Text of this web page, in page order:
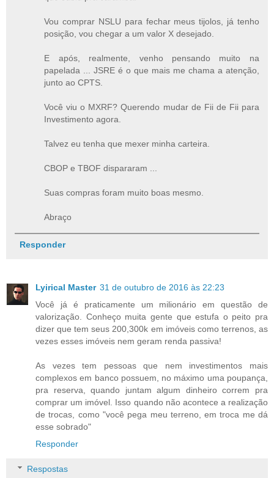
Vou comprar NSLU para fechar meus tijolos, já tenho
posição, vou chegar a um valor X desejado.
E após, realmente, venho pensando muito na
papelada ... JSRE é o que mais me chama a atenção,
junto ao CPTS.
Você viu o MXRF? Querendo mudar de Fii de Fii para
Investimento agora.
Talvez eu tenha que mexer minha carteira.
CBOP e TBOF dispararam ...
Suas compras foram muito boas mesmo.
Abraço
Responder
Lyirical Master 31 de outubro de 2016 às 22:23
Você já é praticamente um milionário em questão de
valorização. Conheço muita gente que estufa o peito pra
dizer que tem seus 200,300k em imóveis como terrenos, as
vezes esses imóveis nem geram renda passiva!
As vezes tem pessoas que nem investimentos mais
complexos em banco possuem, no máximo uma poupança,
pra reserva, quando juntam algum dinheiro correm pra
comprar um imóvel. Isso quando não acontece a realização
de trocas, como "você pega meu terreno, em troca me dá
esse sobrado"
Responder
Respostas